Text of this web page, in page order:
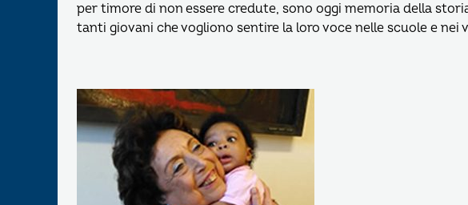
per timore di non essere credute, sono oggi memoria della
tanti giovani che vogliono sentire la loro voce nelle scuole e nei